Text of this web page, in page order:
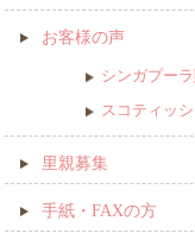
お客様の声
シンガプー
スコティッ
里親募集
手紙・FAXの方